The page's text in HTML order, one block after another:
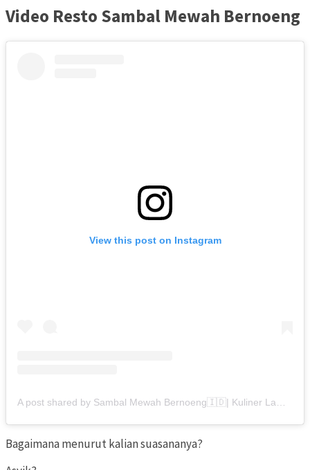
Video Resto Sambal Mewah Bernoeng
View this post on Instagram
Bagaimana menurut kalian suasananya?